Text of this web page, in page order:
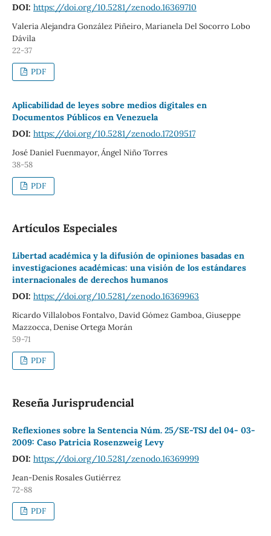
DOI: https://doi.org/10.5281/zenodo.16369710
Valeria Alejandra González Piñeiro, Marianela Del Socorro Lobo
Dávila
22-37
PDF
Aplicabilidad de leyes sobre medios digitales en
Documentos Públicos en Venezuela
DOI: https://doi.org/10.5281/zenodo.17209517
José Daniel Fuenmayor, Ángel Niño Torres
38-58
PDF
Artículos Especiales
Libertad académica y la difusión de opiniones basadas en
investigaciones académicas: una visión de los estándares
internacionales de derechos humanos
DOI: https://doi.org/10.5281/zenodo.16369963
Ricardo Villalobos Fontalvo, David Gómez Gamboa, Giuseppe
Mazzocca, Denise Ortega Morán
59-71
PDF
Reseña Jurisprudencial
Reflexiones sobre la Sentencia Núm. 25/SE-TSJ del 04- 03-
2009: Caso Patricia Rosenzweig Levy
DOI: https://doi.org/10.5281/zenodo.16369999
Jean-Denis Rosales Gutiérrez
72-88
PDF